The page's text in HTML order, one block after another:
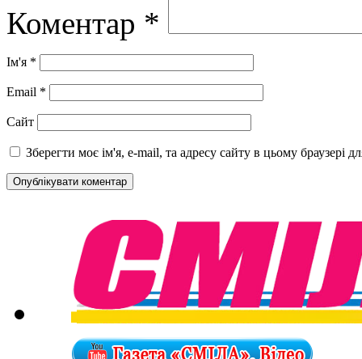
Коментар *
Ім'я *
Email *
Сайт
Зберегти моє ім'я, e-mail, та адресу сайту в цьому браузері